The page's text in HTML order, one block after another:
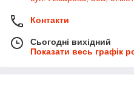
струбцинам
Контакти
Сьогодні вихідний
Показати весь графік